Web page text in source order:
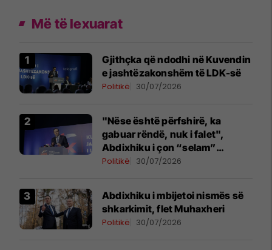
Më të lexuarat
Gjithçka që ndodhi në Kuvendin
e jashtëzakonshëm të LDK-së
Politikë 30/07/2026
"Nëse është përfshirë, ka
gabuar rëndë, nuk i falet",
Abdixhiku i çon “selam”
Përparim Ramës
Politikë 30/07/2026
Abdixhiku i mbijetoi nismës së
shkarkimit, flet Muhaxheri
Politikë 30/07/2026